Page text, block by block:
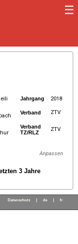
☰
Jahrgang 2018
Verband ZTV
Verband
TZ/RLZ
ZTV
Anpassen
3 Jahre
Datenschutz de fr